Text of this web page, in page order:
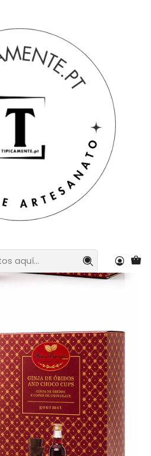
Vinos, ginebras y licores
de chocolate + botella de 50 ml